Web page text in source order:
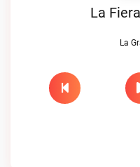
La
La